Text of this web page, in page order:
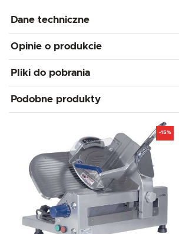
Dane techniczne
Opinie o produkcie
Pliki do pobrania
Podobne produkty
-15%